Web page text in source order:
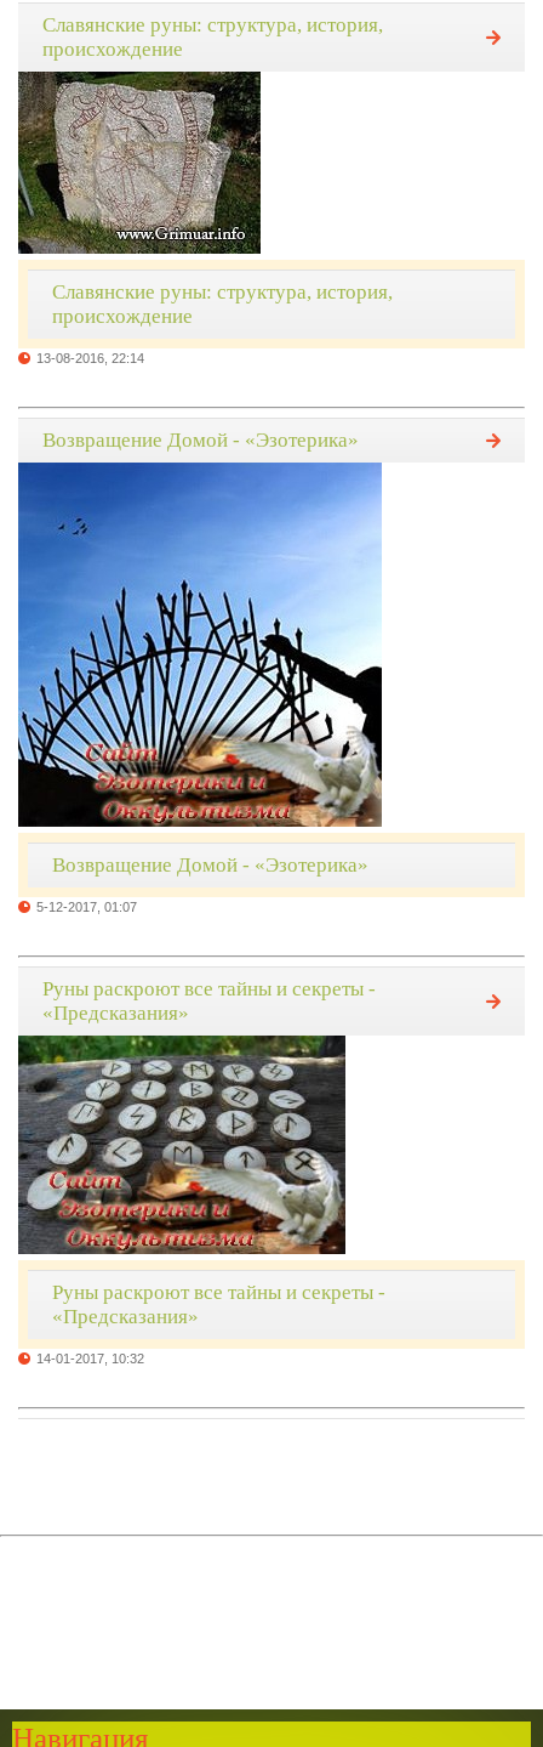
Славянские руны: структура, история,
происхождение
Славянские руны: структура, история,
происхождение
13-08-2016, 22:14
Возвращение Домой - «Эзотерика»
Возвращение Домой - «Эзотерика»
5-12-2017, 01:07
Руны раскроют все тайны и секреты -
«Предсказания»
Руны раскроют все тайны и секреты -
«Предсказания»
14-01-2017, 10:32
Навигация